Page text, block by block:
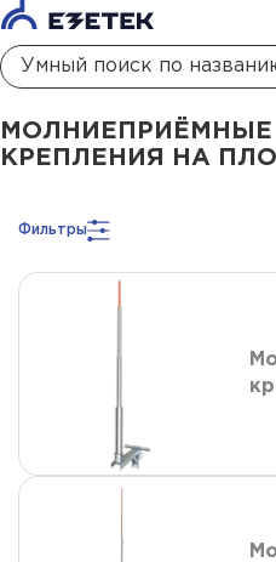
ГлавнаяКаталог Молниезащита
МОЛНИЕПРИЁМНЫЕ
КРЕПЛЕНИЯ НА
Фильтры